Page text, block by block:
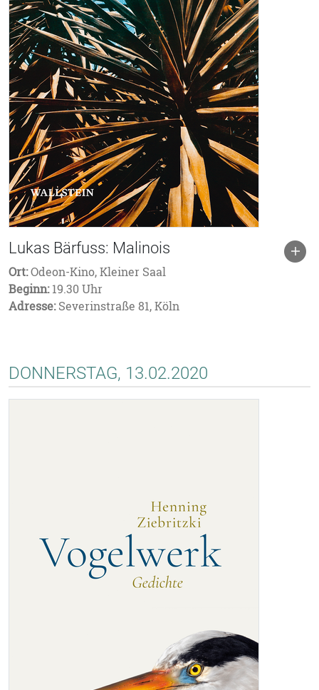
Lukas Bärfuss: Malinois
Ort:Odeon-Kino, Kleiner Saal
Beginn:19.30 Uhr
Adresse:Severinstraße 81, Köln
DONNERSTAG, 13.02.2020